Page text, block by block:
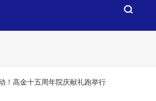
！高金十五周年院庆献礼跑举行